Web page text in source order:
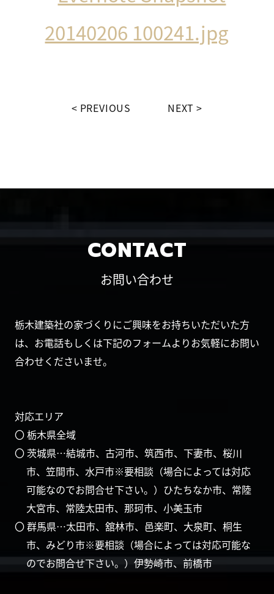
PREVIOUS NEXT
CONTACT
お問い合わせ
栃木建築社の家づくりにご興味をお持ちいただいた方
は、お電話もしくは下記のフォームよりお気軽にお問い
合わせくださいませ。
対応エリア
〇 栃木県全域
〇 茨城県…結城市、古河市、筑西市、下妻市、桜川
市、笠間市、水戸市※要相談（場合によっては対応
可能なのでお問合せ下さい。）ひたちなか市、常陸
大宮市、常陸太田市、那珂市、小美玉市
〇 群馬県…太田市、舘林市、邑楽町、大泉町、桐生
市、みどり市※要相談（場合によっては対応可能な
のでお問合せ下さい。）伊勢崎市、前橋市